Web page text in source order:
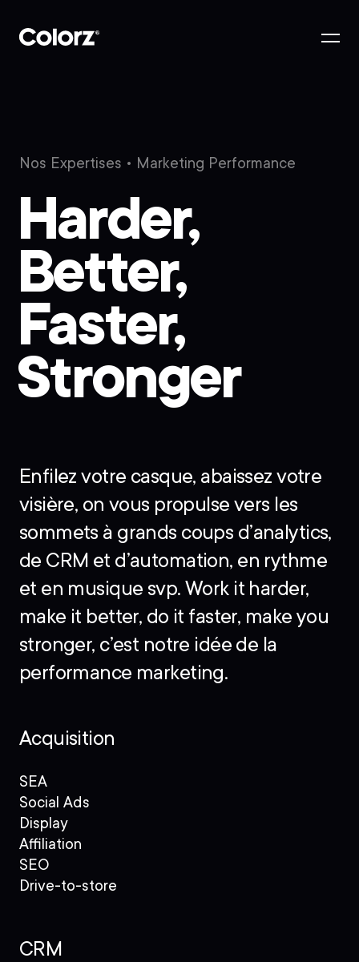
Nos Expertises • Marketing Performance
Harder,
Better,
Faster,
Stronger
Enfilez votre casque, abaissez votre
visière, on vous propulse vers les
sommets à grands coups d’analytics,
de CRM et d’automation, en rythme
et en musique svp. Work it harder,
make it better, do it faster, make you
stronger, c’est notre idée de la
performance marketing.
Acquisition
SEA
Social Ads
Display
Affiliation
SEO
Drive-to-store
CRM